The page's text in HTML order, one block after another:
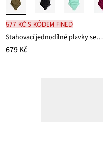
577 Kč s kódem FINED
Stahovací jednodílné plavky se zavinovacím vzhledem, lehký tvarující efekt
679 Kč